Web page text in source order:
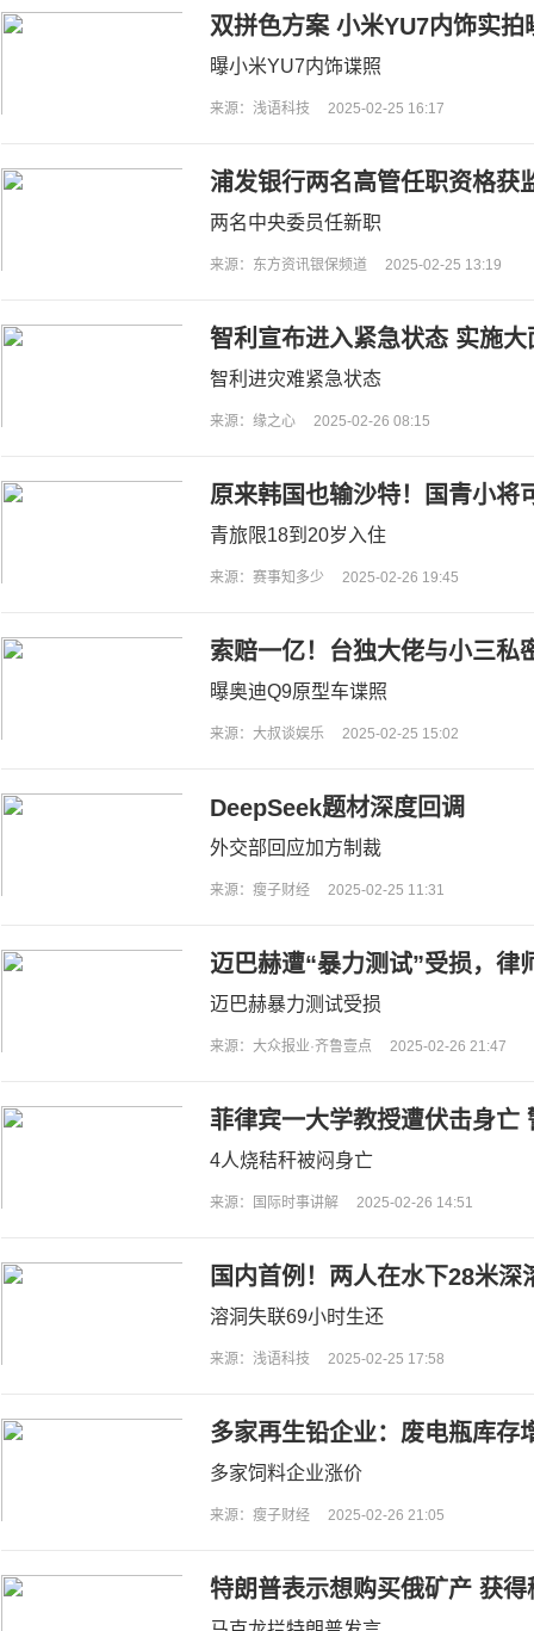
双拼色方案 小米YU7内饰实
曝小米YU7内饰谍照
来源：浅语科技 2025-02-25 16:17
浦发银行两名高管任职资格获
日起履职
两名中央委员任新职
来源：东方资讯银保频道 2025-02-25 13:19
智利宣布进入紧急状态 实施大
智利进灾难紧急状态
来源：缘之心 2025-02-26 08:15
原来韩国也输沙特！国青小将
赛一定要小心
青旅限18到20岁入住
来源：赛事知多少 2025-02-26 19:45
索赔一亿！台独大佬与小三私
小S身份惊人
曝奥迪Q9原型车谍照
来源：大叔谈娱乐 2025-02-25 15:02
DeepSeek题材深度回调
外交部回应加方制裁
来源：瘦子财经 2025-02-25 11:31
迈巴赫遭“暴力测试”受损，律
迈巴赫暴力测试受损
来源：大众报业·齐鲁壹点 2025-02-26 21:47
菲律宾一大学教授遭伏击身亡
4人烧秸秆被闷身亡
来源：国际时事讲解 2025-02-26 14:51
国内首例！两人在水下28米
溶洞失联69小时生还
来源：浅语科技 2025-02-25 17:58
多家再生铅企业：废电瓶库存
多家饲料企业涨价
来源：瘦子财经 2025-02-26 21:05
特朗普表示想购买俄矿产 获得